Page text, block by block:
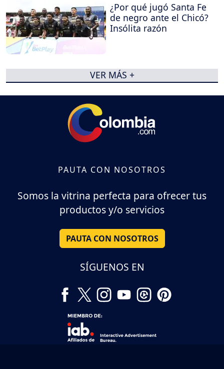
¿Por qué jugó Santa Fe
de negro ante el Chicó?
Insólita razón
VER MÁS +
PAUTA CON NOSOTROS
Somos la vitrina perfecta para ofrecer tus
productos y/o servicios
PAUTA CON NOSOTROS
SÍGUENOS EN